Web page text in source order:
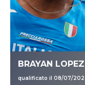
BRAYAN LOPEZ
qualificato il 08/07/